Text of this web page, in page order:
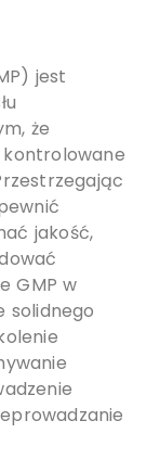
jest
że
jakość,
GMP w
solidnego